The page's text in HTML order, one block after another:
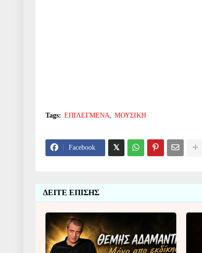
Tags: ΕΠΙΛΕΓΜΕΝΑ ΜΟΥΣΙΚΗ
Facebook
ΔΕΙΤΕ ΕΠΙΣΗΣ